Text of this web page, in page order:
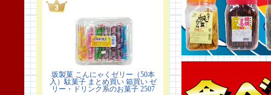
坂製菓 こんにゃくゼリー（50本
入）駄菓子 まとめ買い 箱買い ゼ
リー・ドリンク系のお菓子 2507